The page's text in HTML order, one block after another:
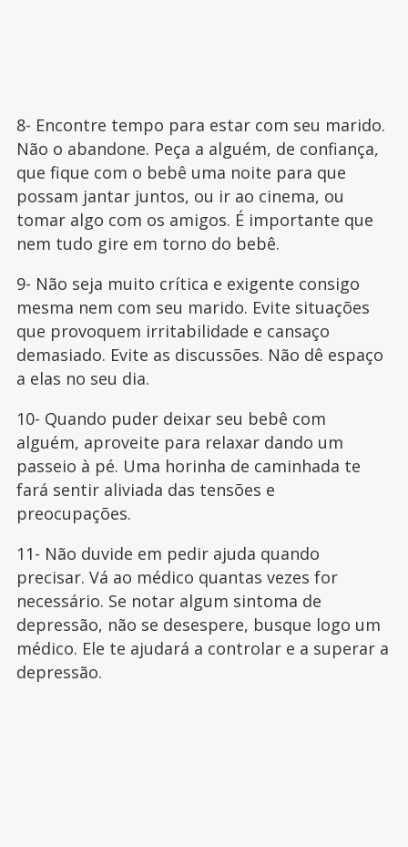
8- Encontre tempo para estar com seu marido.
Não o abandone. Peça a alguém, de confiança,
que fique com o bebê uma noite para que
possam jantar juntos, ou ir ao cinema, ou
tomar algo com os amigos. É importante que
nem tudo gire em torno do bebê.
9- Não seja muito crítica e exigente consigo
mesma nem com seu marido. Evite situações
que provoquem irritabilidade e cansaço
demasiado. Evite as discussões. Não dê espaço
a elas no seu dia.
10- Quando puder deixar seu bebê com
alguém, aproveite para relaxar dando um
passeio à pé. Uma horinha de caminhada te
fará sentir aliviada das tensões e
preocupações.
11- Não duvide em pedir ajuda quando
precisar. Vá ao médico quantas vezes for
necessário. Se notar algum sintoma de
depressão, não se desespere, busque logo um
médico. Ele te ajudará a controlar e a superar a
depressão.